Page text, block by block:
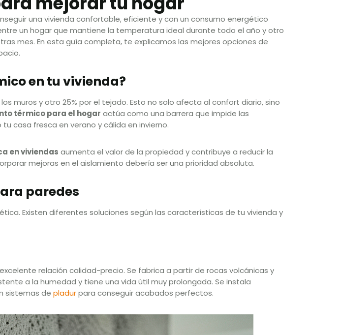
una vivienda confortable, eficiente y con un consumo energético
un hogar que mantiene la temperatura ideal durante todo el año y otro
mes. En esta guía completa, te explicamos las mejores opciones de
en tu vivienda?
muros y otro 25% por el tejado. Esto no solo afecta al confort diario, sino
térmico para el hogar actúa como una barrera que impide las
casa fresca en verano y cálida en invierno.
en viviendas aumenta el valor de la propiedad y contribuye a reducir la
mejoras en el aislamiento debería ser una prioridad absoluta.
paredes
Existen diferentes soluciones según las características de tu vivienda y
relación calidad-precio. Se fabrica a partir de rocas volcánicas y
a la humedad y tiene una vida útil muy prolongada. Se instala
sistemas de pladurpara conseguir acabados perfectos.